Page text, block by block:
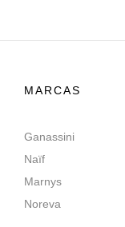
MARCAS
Ganassini
Naïf
Marnys
Noreva